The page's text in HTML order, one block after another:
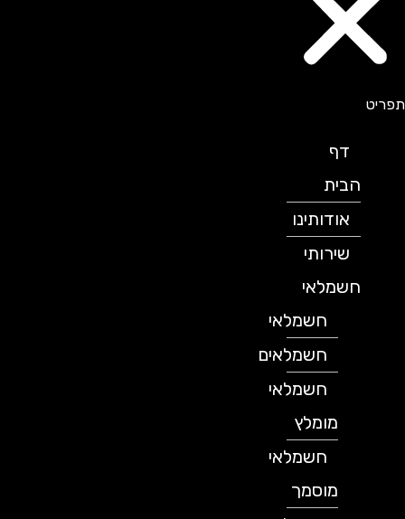
הבית
אודותינו
שירותי
חשמלאי
חשמלאי
חשמלאים
חשמלאי
מומלץ
חשמלאי
מוסמך